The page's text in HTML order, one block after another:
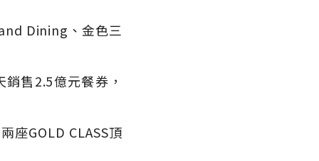
Dining、金色三
售2.5億元餐券，
座GOLD CLASS頂